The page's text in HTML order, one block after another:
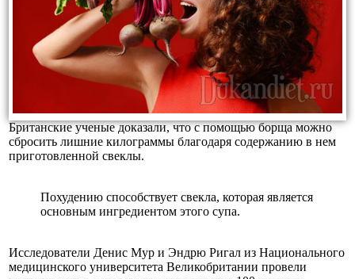
Британские ученые доказали, что с помощью борща можно
сбросить лишние килограммы благодаря содержанию в нем
приготовленной свеклы.
Похудению способствует свекла, которая является
основным ингредиентом этого супа.
Исследователи Денис Мур и Эндрю Ригал из Национального
медицинского университета Великобритании провели